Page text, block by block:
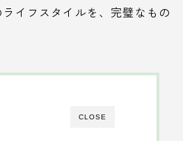
イフスタイルを、完璧なもの
CLOSE